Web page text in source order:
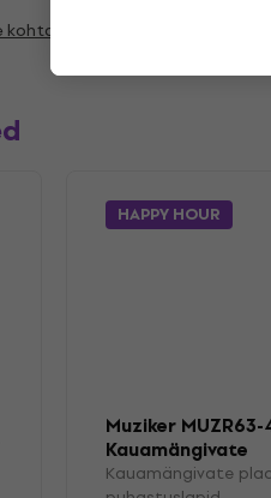
HAPPY HOUR
Muziker MUZR63-
Kauamängivate
plaatide
Kauamängivate